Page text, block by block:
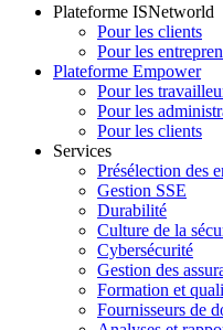
Plateforme ISNetworld
Pour les clients
Pour les
Plateforme Empower
Pour les
Pour les
Pour les clients
Services
Présélection des
Gestion SSE
Durabilité
Culture de la
Cybersécurité
Gestion des
Formation et
Fournisseurs de